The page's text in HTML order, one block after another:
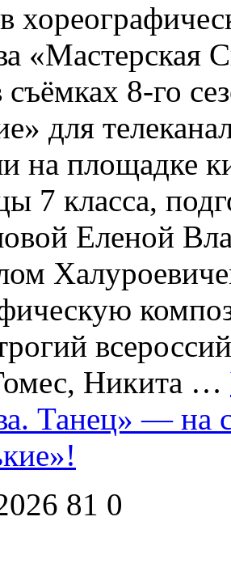
«Мастерская
съёмках 8-го
для
на площадке
7 класса,
Еленой
Никита …
Танец» — на
81 0